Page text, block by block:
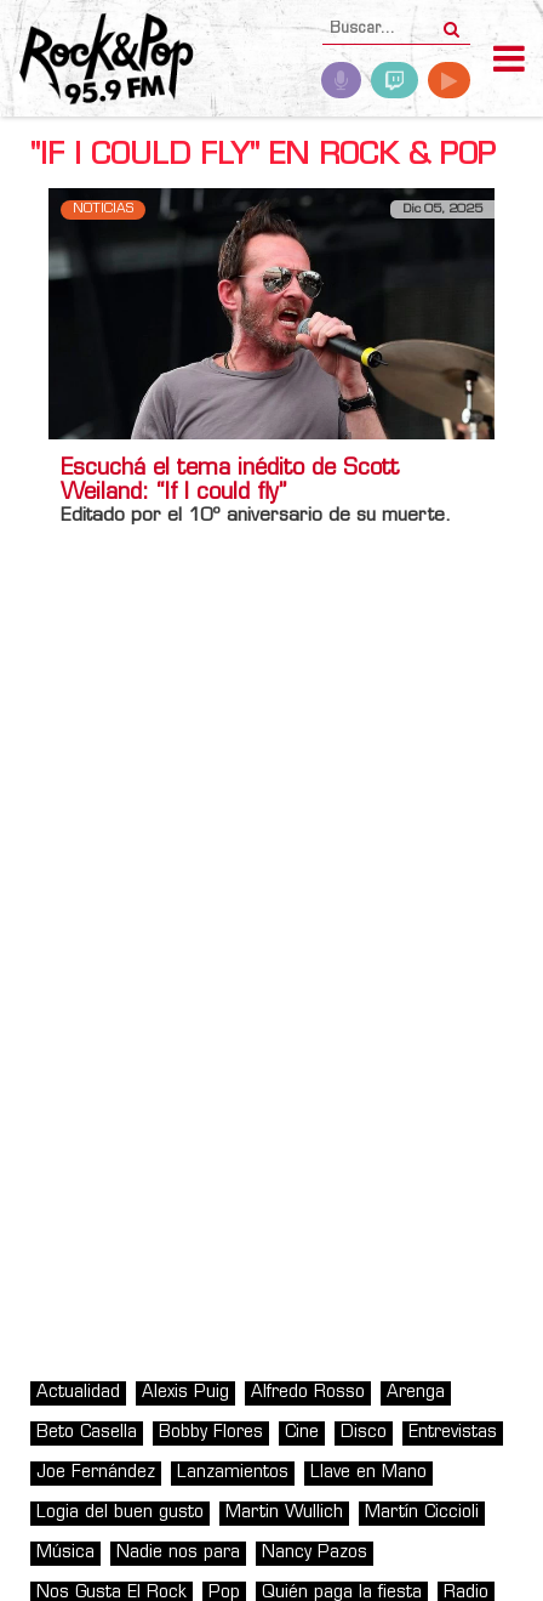
"IF I COULD FLY" EN ROCK & POP
NOTICIAS Dic 05, 2025
Escuchá el tema inédito de Scott
Weiland: “If I could fly”
Editado por el 10º aniversario de su muerte.
Actualidad Alexis Puig Alfredo Rosso Arenga
Beto Casella Bobby Flores Cine Disco Entrevistas
Joe Fernández Lanzamientos Llave en Mano
Logia del buen gusto Martin Wullich Martín Ciccioli
Música Nadie nos para Nancy Pazos
Nos Gusta El Rock Pop Quién paga la fiesta Radio